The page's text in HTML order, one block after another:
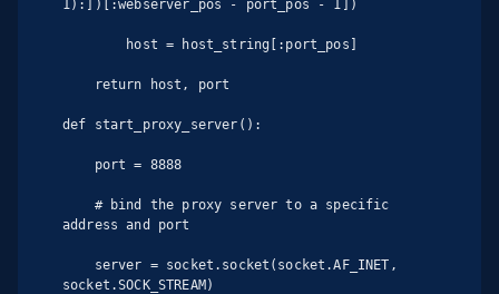
1):])[:webserver_pos - port_pos - 1])
def start_proxy_server():
address and port
socket.SOCK_STREAM)